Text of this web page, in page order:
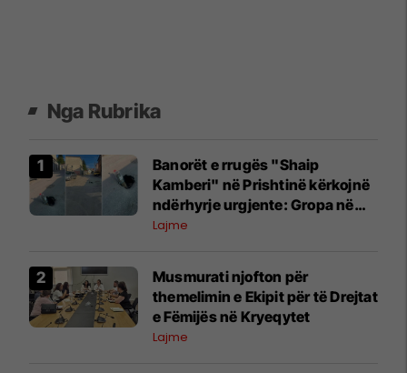
Nga Rubrika
Banorët e rrugës "Shaip
Kamberi" në Prishtinë kërkojnë
ndërhyrje urgjente: Gropa në
mes të rrugës po rrezikon
Lajme
Musmurati njofton për
themelimin e Ekipit për të Drejtat
e Fëmijës në Kryeqytet
Lajme